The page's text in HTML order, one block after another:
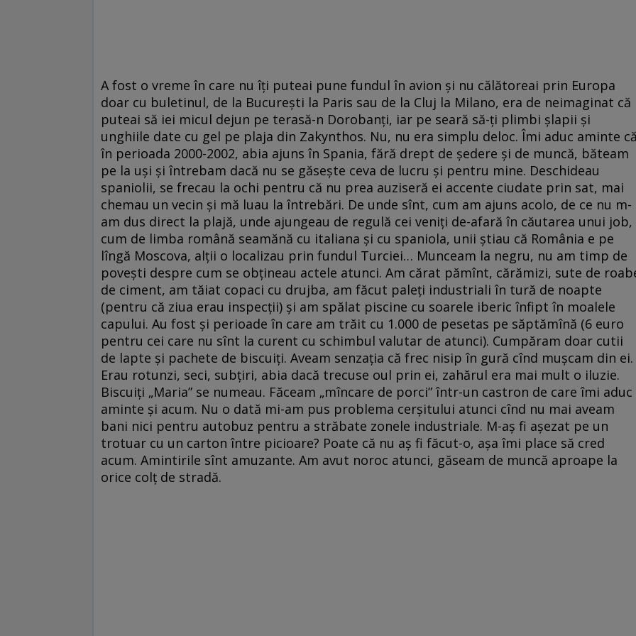
A fost o vreme în care nu îți puteai pune fundul în avion și nu călătoreai prin Europa
doar cu buletinul, de la București la Paris sau de la Cluj la Milano, era de neimaginat că
puteai să iei micul dejun pe terasă-n Dorobanți, iar pe seară să-ți plimbi șlapii și
unghiile date cu gel pe plaja din Zakynthos. Nu, nu era simplu deloc. Îmi aduc aminte
în perioada 2000-2002, abia ajuns în Spania, fără drept de ședere și de muncă, băteam
pe la uși și întrebam dacă nu se găsește ceva de lucru și pentru mine. Deschideau
spaniolii, se frecau la ochi pentru că nu prea auziseră ei accente ciudate prin sat, mai
chemau un vecin și mă luau la întrebări. De unde sînt, cum am ajuns acolo, de ce nu m-
am dus direct la plajă, unde ajungeau de regulă cei veniți de-afară în căutarea unui job,
cum de limba română seamănă cu italiana și cu spaniola, unii știau că România e pe
lîngă Moscova, alții o localizau prin fundul Turciei… Munceam la negru, nu am timp de
povești despre cum se obțineau actele atunci. Am cărat pămînt, cărămizi, sute de
de ciment, am tăiat copaci cu drujba, am făcut paleți industriali în tură de noapte
(pentru că ziua erau inspecții) și am spălat piscine cu soarele iberic înfipt în moalele
capului. Au fost și perioade în care am trăit cu 1.000 de pesetas pe săptămînă (6 euro
pentru cei care nu sînt la curent cu schimbul valutar de atunci). Cumpăram doar cutii
de lapte și pachete de biscuiți. Aveam senzația că frec nisip în gură cînd mușcam din ei.
Erau rotunzi, seci, subțiri, abia dacă trecuse oul prin ei, zahărul era mai mult o iluzie.
Biscuiți „Maria” se numeau. Făceam „mîncare de porci” într-un castron de care îmi aduc
aminte și acum. Nu o dată mi-am pus problema cerșitului atunci cînd nu mai aveam
bani nici pentru autobuz pentru a străbate zonele industriale. M-aș fi așezat pe un
trotuar cu un carton între picioare? Poate că nu aș fi făcut-o, așa îmi place să cred
acum. Amintirile sînt amuzante. Am avut noroc atunci, găseam de muncă aproape la
orice colț de stradă.